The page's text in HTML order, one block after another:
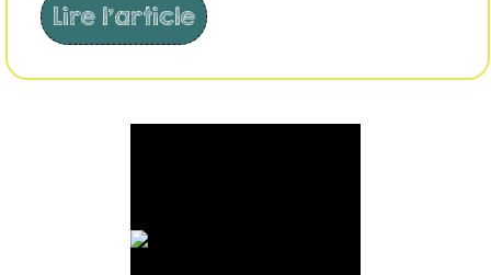
Lire l'article